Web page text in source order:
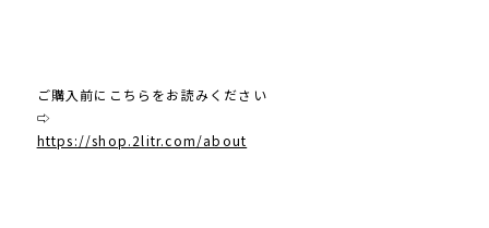
ご購入前にこちらをお読みください
⇨
https://shop.2litr.com/about